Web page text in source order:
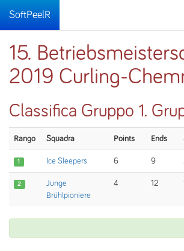
SoftPeelR
15.
2019 Curling-
Classifica Gruppo 1.
Rango Squadra Points Ends
1 Ice Sleepers 6 9
2
Junge
Brühlpioniere
4 12